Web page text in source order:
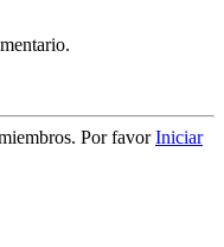
Por favorIniciar